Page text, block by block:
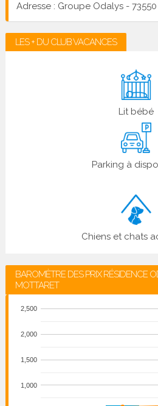
Adresse : Groupe Odalys - 73550
LES + DU CLUB VACANCES
Lit bébé
Parking à
Chiens et chats
BAROMÈTRE DES PRIX RÉSIDENCE
MOTTARET
1,000
1,500
2,000
2,500